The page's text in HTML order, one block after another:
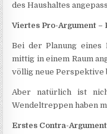
des Haushaltes
Viertes Pro-Argument –
Bei der Planung eines
mittig in einem Raum
völlig neue Perspektive
Aber natürlich ist
Wendeltreppen haben
Erstes Contra-